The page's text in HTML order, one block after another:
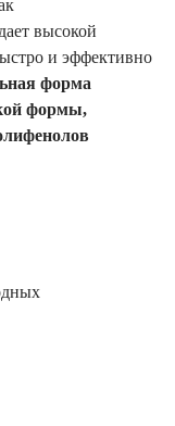
высокой
и эффективно
форма
формы,